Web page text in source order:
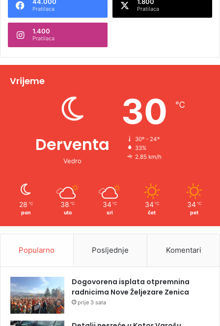
n
t
v
Pratilaca Pratilaca
1.400
Pratilaca
Vrijeme
Derventa
Vedro
30 ℃
30º - 24º
33%
2.85 km/h
28 ℃
pon
38 ℃
uto
34 ℃
sri
34 ℃
čet
34 ℃
pet
Popularno Posljednje Komentari
Dogovorena isplata otpremnina
radnicima Nove Željezare Zenica
prije 3 sata